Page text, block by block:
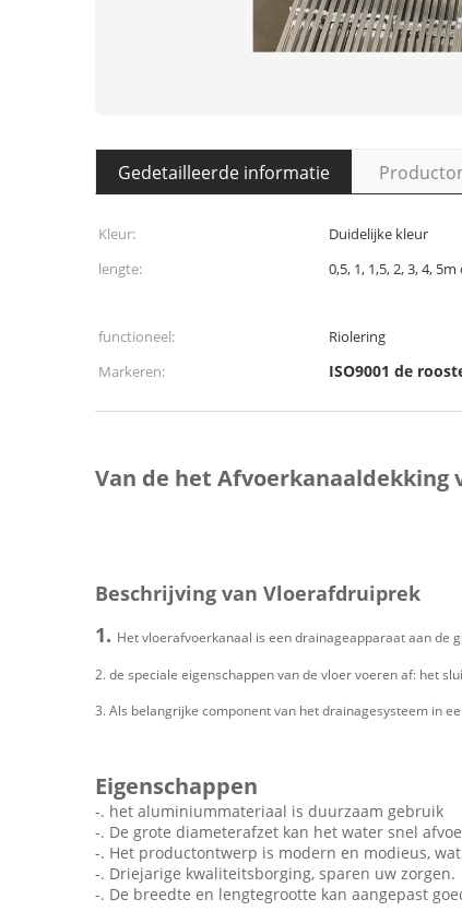
Gedetailleerde informatie
Kleur: Duidelijke kleur
lengte:
0,5, 1, 1,5, 2, 3, 4,
functioneel:
Riolering
Markeren:
ISO9001 de
Van de het
Beschrijving van Vloerafdruiprek
1. Het vloerafvoerkanaal is een drainageapparaat aan de
2. de speciale eigenschappen van de vloer voeren af: het
3. Als belangrijke component van het drainagesysteem in
Eigenschappen
-. het aluminiummateriaal is duurzaam gebruik
-. De grote diameterafzet kan het water snel
-. Het productontwerp is modern en modieus,
-. Driejarige kwaliteitsborging, sparen uw zorgen.
-. De breedte en lengtegrootte kan aangepast